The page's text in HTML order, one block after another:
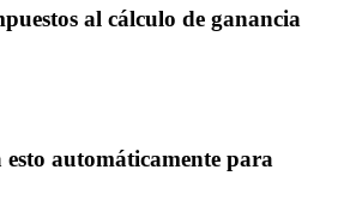
al cálculo de ganancia
automáticamente para